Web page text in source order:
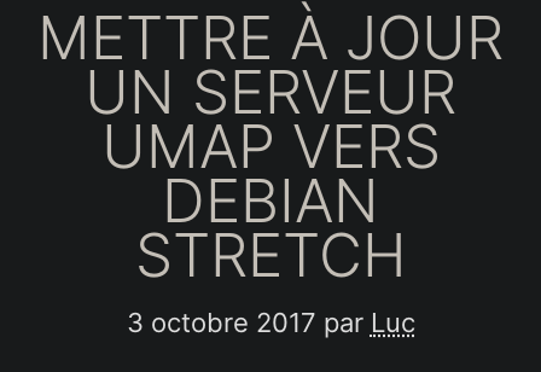
METTRE À JOUR
UN SERVEUR
UMAP VERS
DEBIAN
STRETCH
3 octobre 2017 par Luc